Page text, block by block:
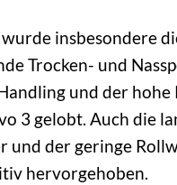
wurde insbesondere
Trocken- und
und der
3 gelobt. Auch die
und der geringe
hervorgehoben.